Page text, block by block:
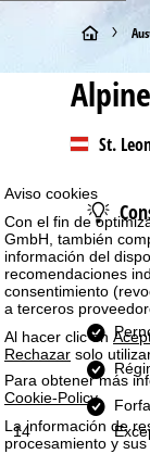
Aviso cookies
Con el fin de
GmbH, también
información del
recomendaciones
consentimiento
a terceros
Al hacer clic en
Rechazar solo
Para obtener más
Cookie-Policy.
La información de
procesamiento y
14
P
á
n
a
p
r
i
n
St.